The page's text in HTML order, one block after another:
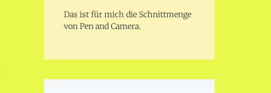
Das ist für mich die Schnittmenge
von Pen and Camera.